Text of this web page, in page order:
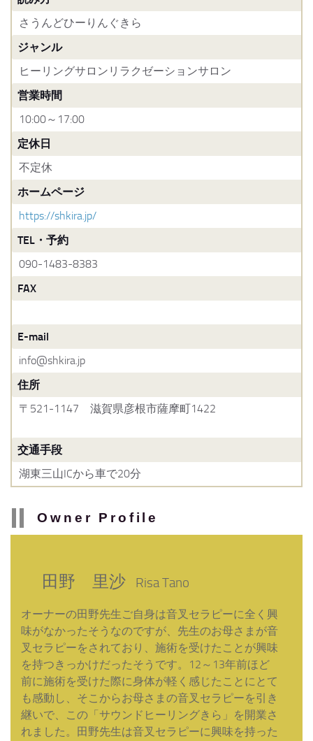
さうんどひーりんぐきら
ジャンル
ヒーリングサロンリラクゼーションサロン
営業時間
10:00～17:00
定休日
不定休
ホームページ
https://shkira.jp/
TEL・予約
090-1483-8383
FAX
E-mail
info@shkira.jp
住所
〒521-1147 滋賀県彦根市薩摩町1422
交通手段
湖東三山ICから車で20分
Owner Profile
田野 里沙 Risa Tano
オーナーの田野先生ご自身は音叉セラピーに全く興
味がなかったそうなのですが、先生のお母さまが音
叉セラピーをされており、施術を受けたことが興味
を持つきっかけだったそうです。12～13年前ほど
前に施術を受けた際に身体が軽く感じたことにとて
も感動し、そこからお母さまの音叉セラピーを引き
継いで、この「サウンドヒーリングきら」を開業さ
れました。田野先生は音叉セラピーに興味を持った